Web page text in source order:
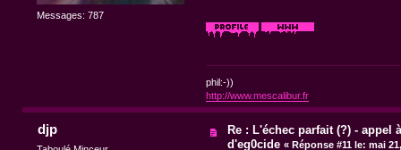
Messages: 787
phil:-))
http://www.mescalibur.fr
djp
Re : L'échec parfait (?) - appel
d'eg0cide «Réponse #11 le: mai